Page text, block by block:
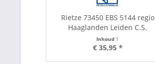
Rietze 73450 EBS 5144 regio
Haaglanden Leiden C.S.
Inhoud 1
€ 35,95 *